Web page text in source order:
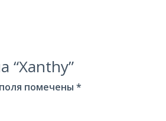
“Xanthy”
помечены*